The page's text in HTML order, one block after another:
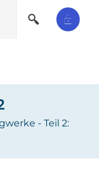
- Teil 2: